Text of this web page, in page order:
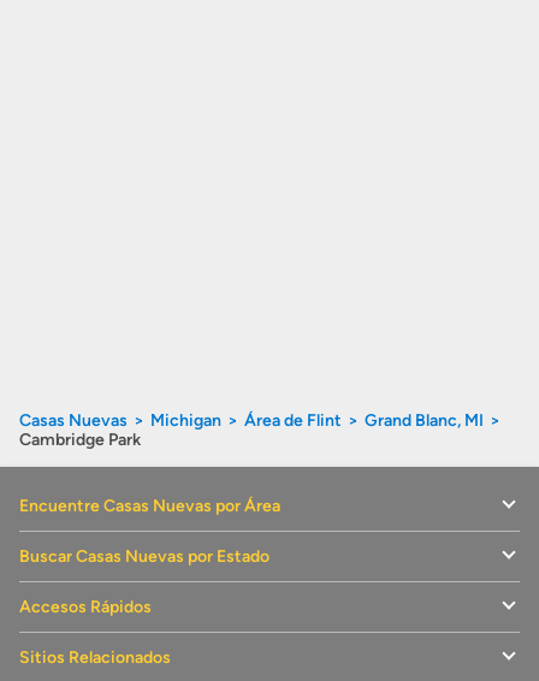
Casas Nuevas Michigan Área de Flint
Grand Blanc, MI
Cambridge Park
Encuentre Casas Nuevas por Área
Buscar Casas Nuevas por Estado
Accesos Rápidos
Sitios Relacionados